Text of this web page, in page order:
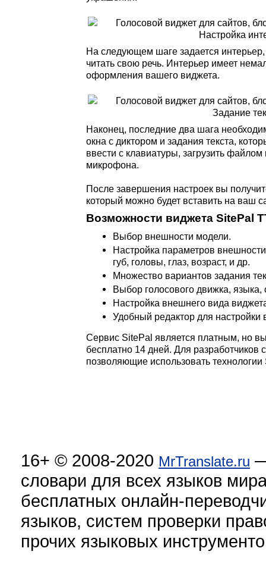
На следующем шаге задается интерьер,
читать свою речь. Интерьер имеет
оформления вашего виджета.
Наконец, последние два шага
окна с диктором и задания текста,
ввести с клавиатуры, загрузить
микрофона.
После завершения настроек вы
который можно будет вставить на ваш
Возможности виджета SitePal
Выбор внешности модели.
Настройка параметров
губ, головы, глаз, возраст, и др.
Множество вариантов задания
Выбор голосового движка,
Настройка внешнего вида
Удобный редактор для настройки
Сервис SitePal является платным, но
бесплатно 14 дней. Для разработчиков
позволяющие использовать
16+ © 2008-2020 MrTranslate.ru
словари для всех языков
бесплатных онлайн-
языков, систем проверки
прочих языковых